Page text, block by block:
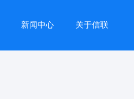
新闻中心 关于信联